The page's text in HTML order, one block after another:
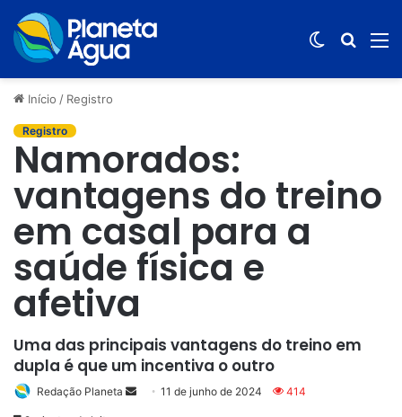
Switch
Início / Registro
Registro
Namorados:
vantagens do treino
em casal para a
saúde física e
afetiva
Uma das principais vantagens do treino em
dupla é que um incentiva o outro
Redação Planeta
Mande11 de junho de 2024 414